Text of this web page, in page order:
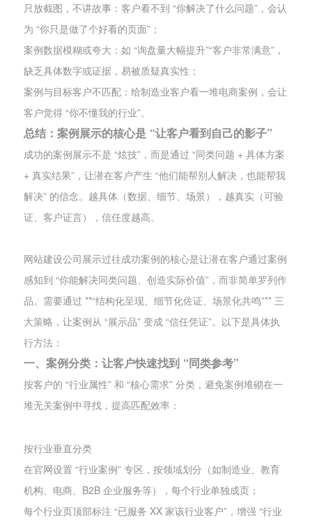
只放截图，不讲故事：客户看不到 “你解决了什么问题”，会认
为 “你只是做了个好看的页面”；
案例数据模糊或夸大：如 “询盘量大幅提升”“客户非常满意”，
缺乏具体数字或证据，易被质疑真实性；
案例与目标客户不匹配：给制造业客户看一堆电商案例，会让
客户觉得 “你不懂我的行业”。
总结：案例展示的核心是 “让客户看到自己的影子”
成功的案例展示不是 “炫技”，而是通过 “同类问题 + 具体方案
+ 真实结果”，让潜在客户产生 “他们能帮别人解决，也能帮我
解决” 的信念。越具体（数据、细节、场景），越真实（可验
证、客户证言），信任度越高。
网站建设公司展示过往成功案例的核心是让潜在客户通过案例
感知到 “你能解决同类问题、创造实际价值”，而非简单罗列作
品。需要通过 **“结构化呈现、细节化佐证、场景化共鸣”** 三
大策略，让案例从 “展示品” 变成 “信任凭证”。以下是具体执
行方法：
一、案例分类：让客户快速找到 “同类参考”
按客户的 “行业属性” 和 “核心需求” 分类，避免案例堆砌在一
堆无关案例中寻找，提高匹配效率：
按行业垂直分类
在官网设置 “行业案例” 专区，按领域划分（如制造业、教育
机构、电商、B2B 企业服务等），每个行业单独成页；
每个行业页顶部标注 “已服务 XX 家该行业客户”，增强 “行业